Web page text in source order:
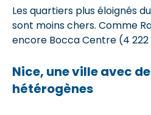
Les quartiers plus éloignés
sont moins chers. Comme
encore Bocca Centre (4
Nice, une ville avec
hétérogènes